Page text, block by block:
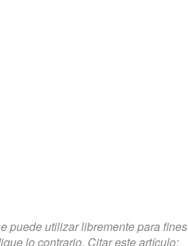
puede utilizar libremente para fines
lo contrario. Citar este artículo: